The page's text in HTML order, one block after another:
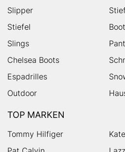
Slipper
Stiefel
Slings
Chelsea Boots
Espadrilles
Outdoor
TOP MARKEN
Tommy Hilfiger